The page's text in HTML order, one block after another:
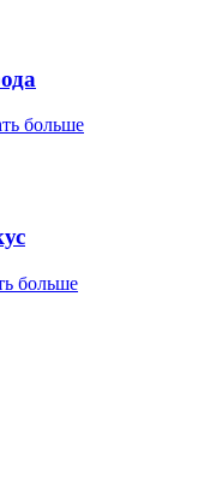
больше
больше